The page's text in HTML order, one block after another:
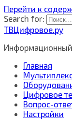
Перейти к
Search for:
ТВЦифровое.ру
Главная
Цифровое
Вопрос-
Настройки